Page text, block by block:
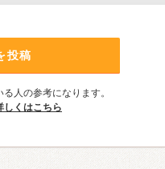
投稿
人の参考になります。
しくはこちら